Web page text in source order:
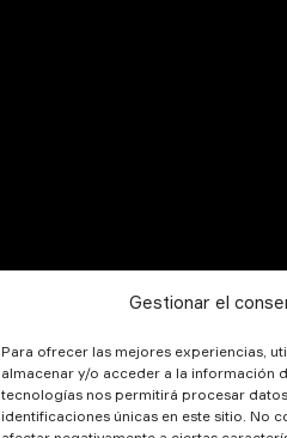
Gestionar el
Para ofrecer las mejores experiencias,
almacenar y/o acceder a la información
tecnologías nos permitirá procesar
identificaciones únicas en este sitio. No